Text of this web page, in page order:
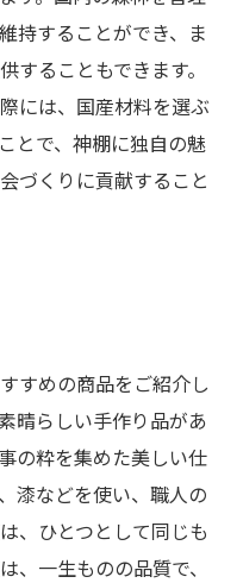
持することができ、ま
することもできます。
には、国産材料を選ぶ
とで、神棚に独自の魅
づくりに貢献すること
すめの商品をご紹介し
晴らしい手作り品があ
の粋を集めた美しい仕
漆などを使い、職人の
、ひとつとして同じも
、一生ものの品質で、